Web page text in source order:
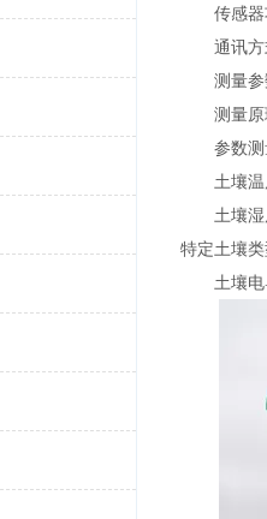
传感器
通讯方
测量参数
测量原理
参数测
土壤温
土壤湿度
特定土壤
土壤电导